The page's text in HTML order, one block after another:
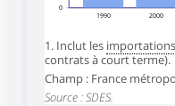
0
1990
2000
1. Inclut les importations
contrats à court terme).
Champ : France
Source : SDES.